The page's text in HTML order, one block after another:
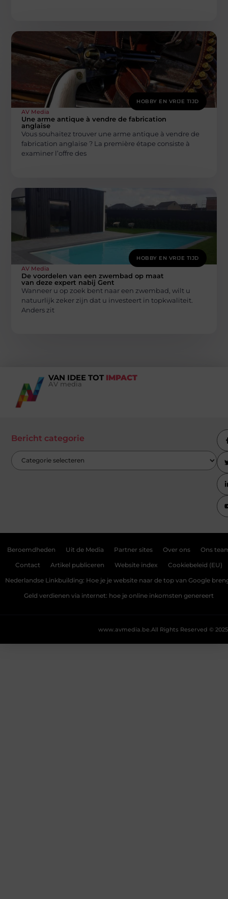
HOBBY EN VRIJE TIJD
AV Media
Une arme antique à vendre de fabrication
anglaise
Vous souhaitez trouver une arme antique à vendre de
fabrication anglaise ? La première étape consiste à
examiner l’offre des
HOBBY EN VRIJE TIJD
AV Media
De voordelen van een zwembad op maat
van deze expert nabij Gent
Wanneer u op zoek bent naar een zwembad, wilt u
natuurlijk zeker zijn dat u investeert in topkwaliteit.
Anders zit
VAN IDEE TOT IMPACT
AV media
Bericht categorie
Beroemdheden Uit de Media Partner sites Over ons Ons
Contact Artikel publiceren Website index Cookiebeleid (EU)
Nederlandse Linkbuilding: Hoe je je website naar de top van Google
Geld verdienen via internet: hoe je online inkomsten genereert
All Rights Reserved © 2025
www.avmedia.be.